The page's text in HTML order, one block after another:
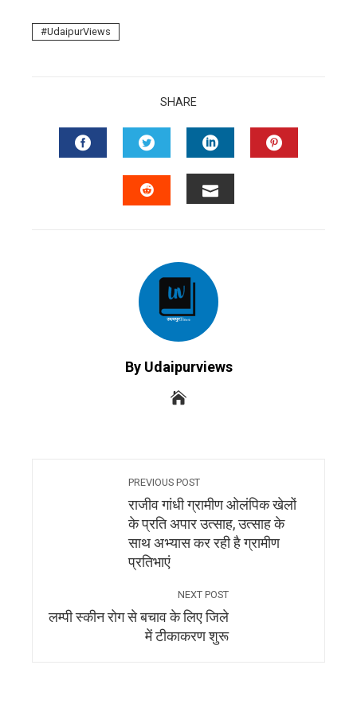
UdaipurViews
SHARE
FACEBOOKTWITTERLINKEDIN
By Udaipurviews
PREVIOUS POST
राजीव गांधी ग्रामीण ओलंपिक खेलों
के प्रति अपार उत्साह, उत्साह के
साथ अभ्यास कर रही है ग्रामीण
प्रतिभाएं
NEXT POST
लम्पी स्कीन रोग से बचाव के लिए जिले
में टीकाकरण शुरू